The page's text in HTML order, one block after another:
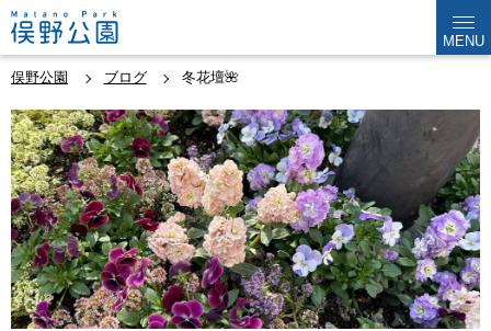
MENU
俣野公園 ブログ 冬花壇🌺